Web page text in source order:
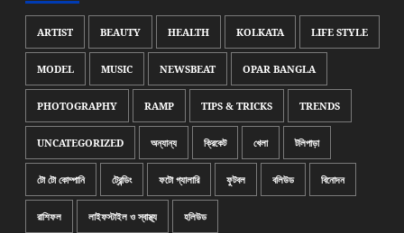
ARTIST BEAUTY HEALTH KOLKATA LIFE STYLE
MODEL MUSIC NEWSBEAT OPAR BANGLA
PHOTOGRAPHY RAMP TIPS & TRICKS TRENDS
UNCATEGORIZED অন্যান্য ক্রিকেট খেলা টলিপাড়া
টো টো কোম্পানি ট্রেন্ডিং ফটো গ্যালারি ফুটবল বলিউড বিনোদন
রাশিফল লাইফস্টাইল ও স্বাস্থ্য হলিউড